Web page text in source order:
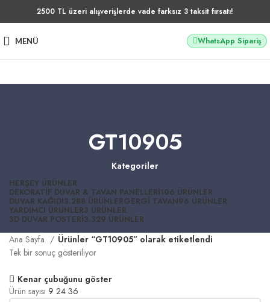
2500 TL üzeri alışverişlerde vade farksız 3 taksit fırsatı!
MENÜ WhatsApp Sipariş
GT10905
Kategoriler
HERŞEY ÜRÜNLER
DEKORATIF DUVAR & TAVAN PANELLERI106 ÜRÜNLER
DUVAR KAĞIDI3.288 ÜRÜNLERGERGI TAVAN96 ÜRÜNLER
YARDIMCI ÜRÜNLER3 ÜRÜNLER
3D DUVAR POSTERI3.329 ÜRÜNLER
Ana Sayfa
Ürünler “GT10905” olarak etiketlendi
Tek bir sonuç gösteriliyor
Kenar çubuğunu göster
Ürün sayısı 9 24 36